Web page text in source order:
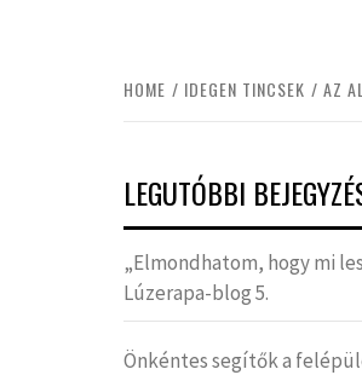
HOME IDEGEN TINCSEK AZ
LEGUTÓBBI
„Elmondhatom, hogy mi
Lúzerapa-blog 5.
Önkéntes segítők a